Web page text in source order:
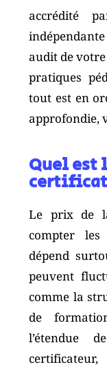
accrédité
audit de
pratiques
tout est en
approfondie,
Quel est
Le prix de
compter les
dépend
peuvent
comme la
de
l’étendue